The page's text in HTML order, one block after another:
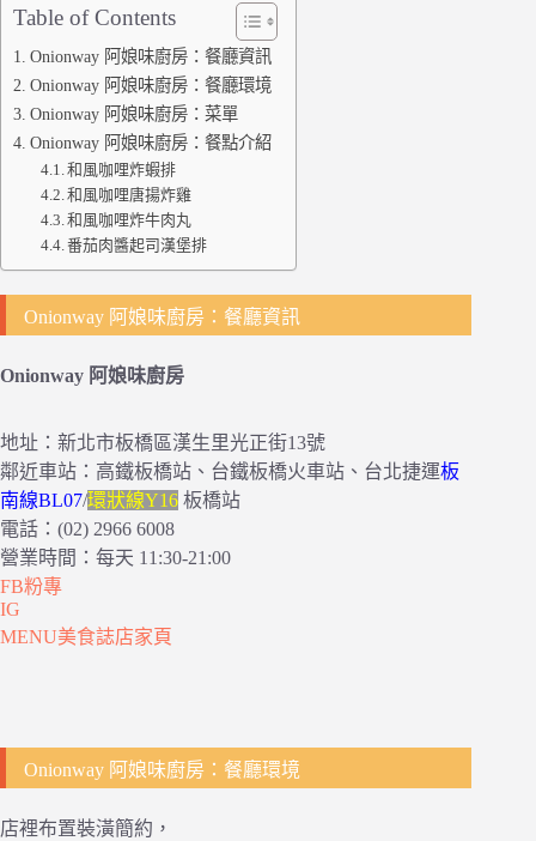
Table of Contents
Onionway 阿娘味廚房：餐廳資訊
Onionway 阿娘味廚房：餐廳環境
Onionway 阿娘味廚房：菜單
Onionway 阿娘味廚房：餐點介紹
和風咖哩炸蝦排
和風咖哩唐揚炸雞
和風咖哩炸牛肉丸
番茄肉醬起司漢堡排
Onionway 阿娘味廚房：餐廳資訊
Onionway 阿娘味廚房
地址：新北市板橋區漢生里光正街13號
鄰近車站：高鐵板橋站、台鐵板橋火車站、台北捷運板
南線BL07/環狀線Y16 板橋站
電話：(02) 2966 6008
營業時間：每天 11:30-21:00
FB粉專
IG
MENU美食誌店家頁
Onionway 阿娘味廚房：餐廳環境
店裡布置裝潢簡約，